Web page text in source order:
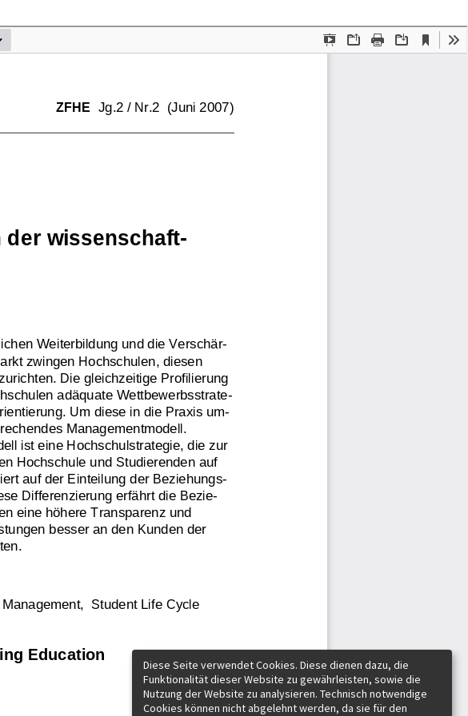
Diese Seite verwendet Cookies. Diese dienen dazu, die
Funktionalität dieser Website zu gewährleisten, sowie die
Nutzung der Website zu analysieren. Technisch notwendige
Cookies können nicht abgelehnt werden, da sie für den